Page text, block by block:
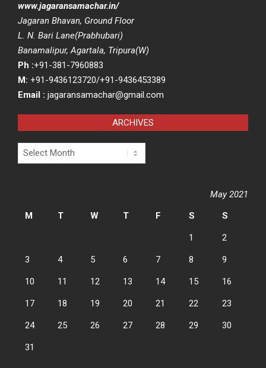
www.jagaransamachar.in/
Jagaran Bhavan, Ground Floor
L. N. Bari Lane(Prabhubari)
Banamalipur, Agartala, Tripura(W)
Ph :+91-381-7960883
M: +91-9436123720/+91-9436453389
Email : jagaransamachar@gmail.com
ARCHIVES
Archives
May 2021
M
T W T F S S
1 2
3 4 5 6 7 8 9
10 11 12 13 14 15 16
17 18 19 20 21 22 23
24 25 26 27 28 29 30
31